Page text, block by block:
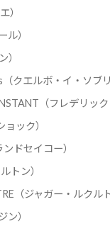
）
ル）
）
クエルボ・イ・ソブリ
（フレデリック
ック）
ドセイコー）
トン）
（ジャガー・ルクルト
ン）